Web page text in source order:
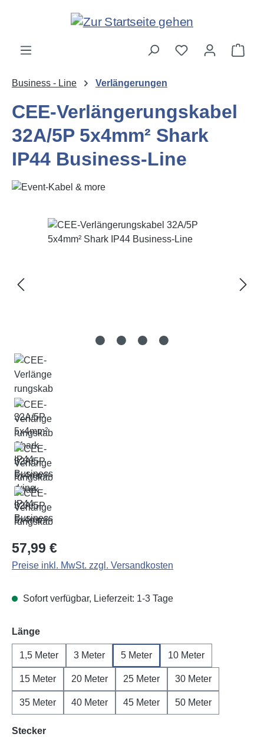
Zum Hauptinhalt springen
Business - Line Verlängerungen
CEE-Verlängerungskabel
32A/5P 5x4mm² Shark
IP44 Business-Line
Bildergalerie überspringen
Regulärer Preis:
57,99 €
Preise inkl. MwSt. zzgl. Versandkosten
Sofort verfügbar, Lieferzeit: 1-3 Tage
Längeauswählen
1,5 Meter 3 Meter 5 Meter 10 Meter
15 Meter 20 Meter 25 Meter 30 Meter
35 Meter 40 Meter 45 Meter 50 Meter
Steckerauswählen